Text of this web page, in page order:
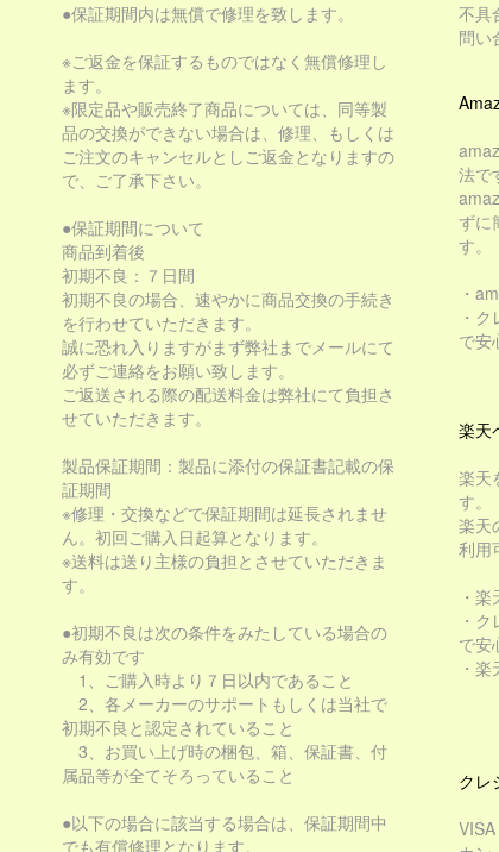
●保証期間内は無償で修理を致します。
※ご返金を保証するものではなく無償修理し
ます。
※限定品や販売終了商品については、同等製
品の交換ができない場合は、修理、もしくは
ご注文のキャンセルとしご返金となりますの
で、ご了承下さい。
●保証期間について
商品到着後
初期不良：７日間
初期不良の場合、速やかに商品交換の手続き
を行わせていただきます。
誠に恐れ入りますがまず弊社までメールにて
必ずご連絡をお願い致します。
ご返送される際の配送料金は弊社にて負担さ
せていただきます。
製品保証期間：製品に添付の保証書記載の保
証期間
※修理・交換などで保証期間は延長されませ
ん。初回ご購入日起算となります。
※送料は送り主様の負担とさせていただきま
す。
●初期不良は次の条件をみたしている場合の
み有効です
1、ご購入時より７日以内であること
2、各メーカーのサポートもしくは当社で
初期不良と認定されていること
3、お買い上げ時の梱包、箱、保証書、付
属品等が全てそろっていること
●以下の場合に該当する場合は、保証期間中
でも有償修理となります。
不具
問い
法で
ずに
す。
・
・
で安
楽天
楽天
す。
楽天
利用
・
・
で安
・
クレ